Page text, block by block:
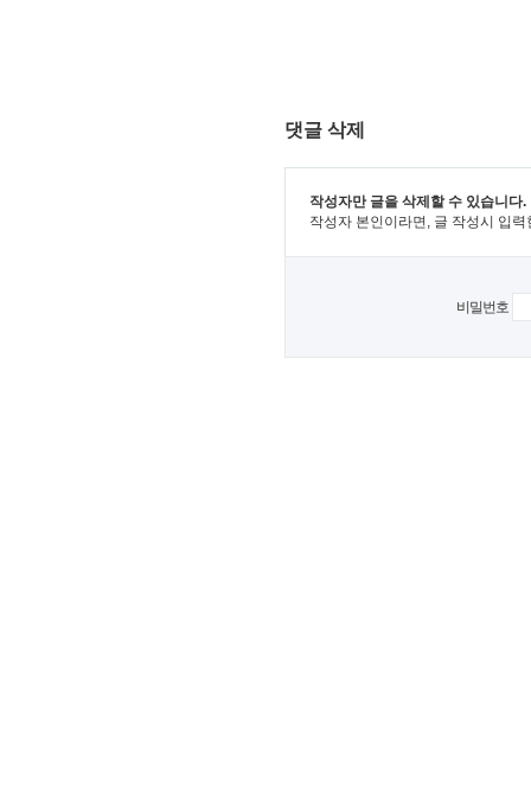
댓글 삭제
작성자만 글을 삭제할 수 있습니다.
작성자 본인이라면, 글 작성시 입
비밀번호